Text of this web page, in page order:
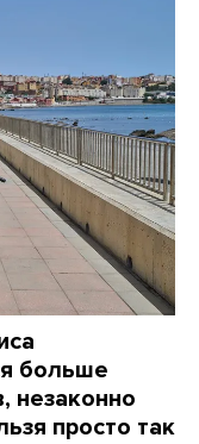
больше
незаконно
просто так